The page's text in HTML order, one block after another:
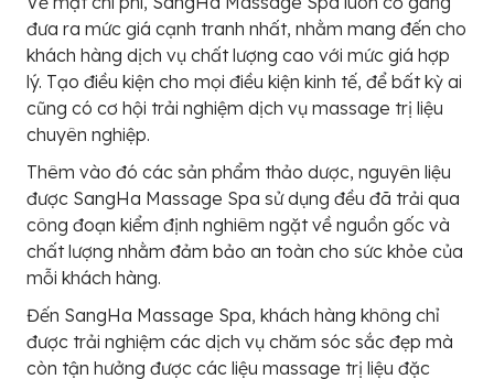
đưa ra mức giá cạnh tranh nhất, nhằm mang đến cho
khách hàng dịch vụ chất lượng cao với mức giá hợp
lý. Tạo điều kiện cho mọi điều kiện kinh tế, để bất kỳ ai
cũng có cơ hội trải nghiệm dịch vụ massage trị liệu
chuyên nghiệp.
Thêm vào đó các sản phẩm thảo dược, nguyên liệu
được SangHa Massage Spa sử dụng đều đã trải qua
công đoạn kiểm định nghiêm ngặt về nguồn gốc và
chất lượng nhằm đảm bảo an toàn cho sức khỏe của
mỗi khách hàng.
Đến SangHa Massage Spa, khách hàng không chỉ
được trải nghiệm các dịch vụ chăm sóc sắc đẹp mà
còn tận hưởng được các liệu massage trị liệu đặc